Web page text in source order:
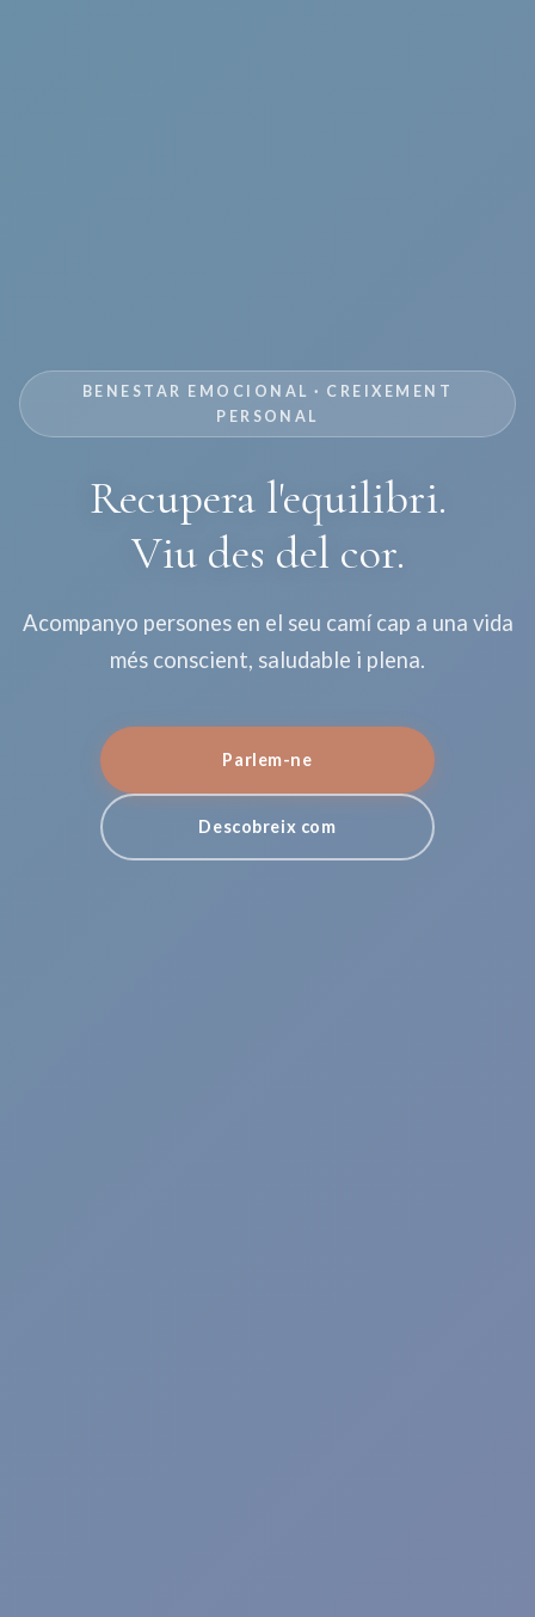
BENESTAR EMOCIONAL · CREIXEMENT
PERSONAL
Recupera l'equilibri.
Viu des del cor.
Acompanyo persones en el seu camí cap a una vida
més conscient, saludable i plena.
Parlem-ne
Descobreix com